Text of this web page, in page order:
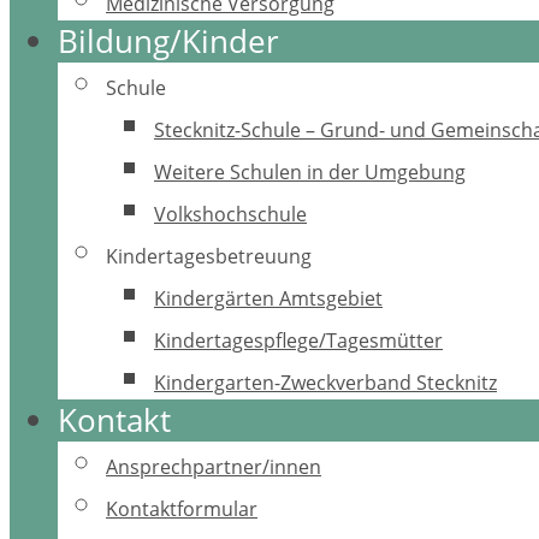
Bildung/Kinder
Schule
Stecknitz-Schule – Grund- und
Weitere Schulen in der Umgebung
Volkshochschule
Kindertagesbetreuung
Kindergärten Amtsgebiet
Kindertagespflege/Tagesmütter
Kindergarten-Zweckverband Stecknitz
Kontakt
Ansprechpartner/innen
Kontaktformular